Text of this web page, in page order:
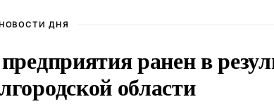
НОВОСТИ ДНЯ
ранен в
области